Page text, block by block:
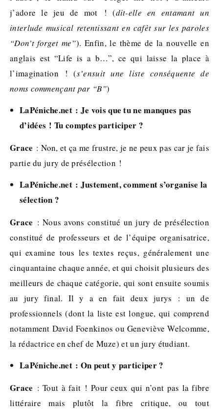
j’adore le jeu de mot ! (dit-elle en entamant un
interlude musical retentissant en cafèt sur les paroles
“Don’t forget me”). Enfin, le thème de la nouvelle en
anglais est “Life is a b…”, ce qui laisse la place à
l’imagination ! (s’ensuit une liste conséquente de
noms commençant par “B”)
LaPéniche.net : Je vois que tu ne manques pas
d’idées ! Tu comptes participer ?
Grace : Non, et ça me frustre, je ne peux pas car je fais
partie du jury de présélection !
LaPéniche.net : Justement, comment s’organise la
sélection ?
Grace : Nous avons constitué un jury de présélection
constitué de professeurs et de l’équipe organisatrice,
qui examine tous les textes reçus, généralement une
cinquantaine chaque année, et qui choisit plusieurs des
meilleurs de chaque catégorie, qui sont ensuite soumis
au jury final. Il y a en fait deux jurys : un de
professionnels (dont la liste est longue, qui comprend
notamment David Foenkinos ou Geneviève Welcomme,
la rédactrice en chef de Muze) et un jury étudiant.
LaPéniche.net : On peut y participer ?
Grace : Tout à fait ! Pour ceux qui n’ont pas la fibre
littéraire mais plutôt la fibre critique, ou tout